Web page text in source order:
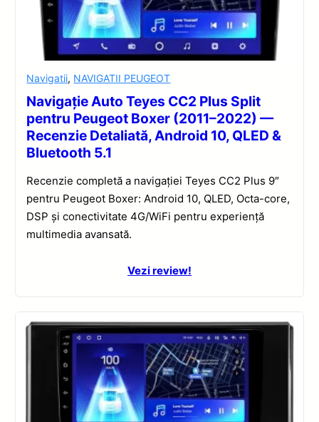
Navigatii, NAVIGATII PEUGEOT
Navigație Auto Teyes CC2 Plus Split
pentru Peugeot Boxer (2011–2022) —
Recenzie Detaliată, Android 10, QLED &
Bluetooth 5.1
Recenzie completă a navigației Teyes CC2 Plus 9″
pentru Peugeot Boxer: Android 10, QLED, Octa-core,
DSP și conectivitate 4G/WiFi pentru experiență
multimedia avansată.
Vezi review!